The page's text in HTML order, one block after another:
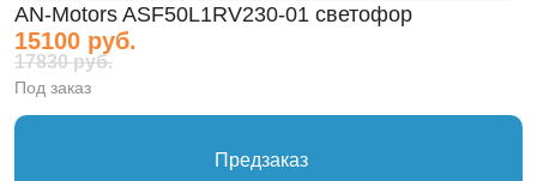
AN-Motors ASF50L1RV230-01 светофор
17830 руб.
15100 руб.
Под заказ
Предзаказ